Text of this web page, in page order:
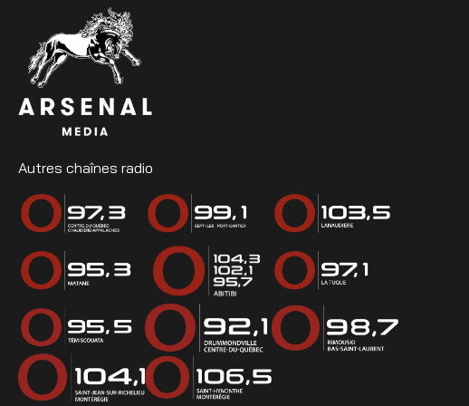
Autres chaînes radio